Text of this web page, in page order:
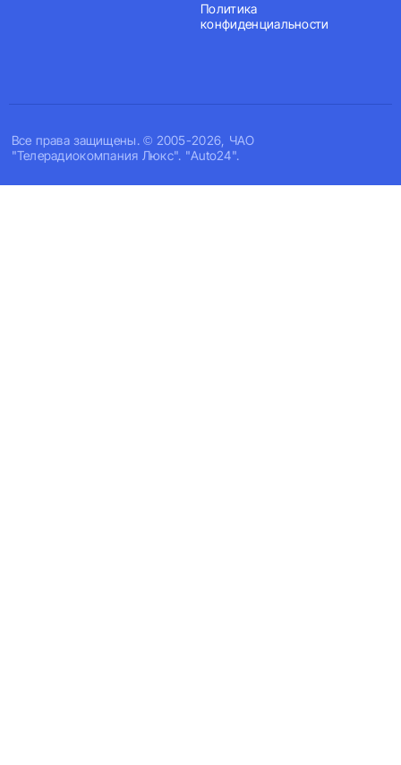
Все права защищены. © 2005-2026, ЧАО
"Телерадиокомпания Люкс". "Auto24".
Политика
конфиденциальности